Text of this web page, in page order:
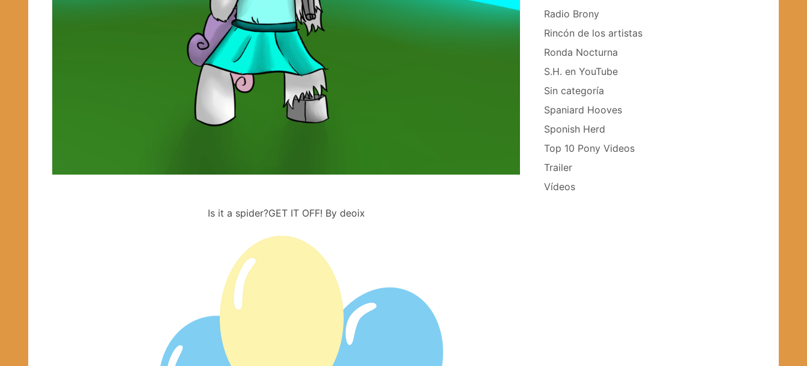
Is it a spider?GET IT OFF! By deoix
Radio Brony
Rincón de los artistas
Ronda Nocturna
S.H. en YouTube
Sin categoría
Spaniard Hooves
Sponish Herd
Top 10 Pony Videos
Trailer
Vídeos